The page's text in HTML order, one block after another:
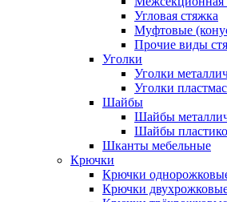
Угловая стяжка
Муфтовые
Прочие виды
Уголки
Уголки
Уголки
Шайбы
Шайбы
Шайбы
Шканты мебельные
Крючки
Крючки
Крючки